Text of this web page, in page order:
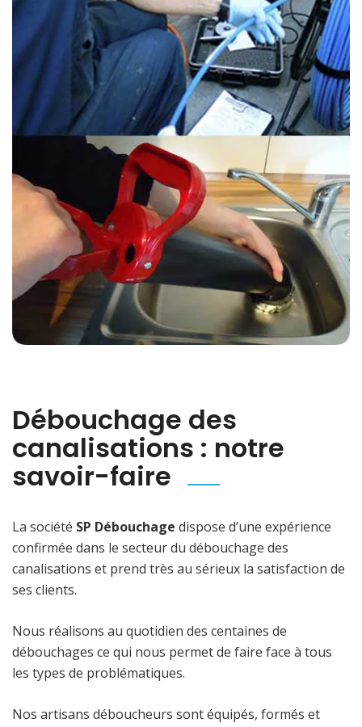
Débouchage des
canalisations : notre
savoir-faire
La société SP Débouchage dispose d’une expérience
confirmée dans le secteur du débouchage des
canalisations et prend très au sérieux la satisfaction de
ses clients.
Nous réalisons au quotidien des centaines de
débouchages ce qui nous permet de faire face à tous
les types de problématiques.
Nos artisans déboucheurs sont équipés, formés et